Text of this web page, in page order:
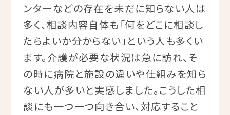
ンターなどの存在を未だに知らない人は
多く、相談内容自体も「何をどこに相談し
たらよいか分からない」という人も多くい
ます。介護が必要な状況は急に訪れ、そ
の時に病院と施設の違いや仕組みを知ら
ない人が多いと実感しました。こうした相
談にも一つ一つ向き合い、対応すること